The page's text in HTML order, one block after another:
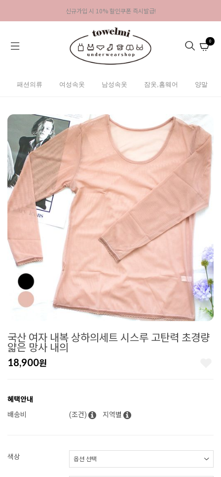
신규가입 시 10% 할인쿠폰 즉시발급!
0
패션의류 여성속옷 남성속옷 잠옷,홈웨어 양말
국산 여자 내복 상하의세트 시스루 고탄력 초경량
얇은 망사 내의
18,900원
혜택안내
배송비
(조건) 지역별
색상